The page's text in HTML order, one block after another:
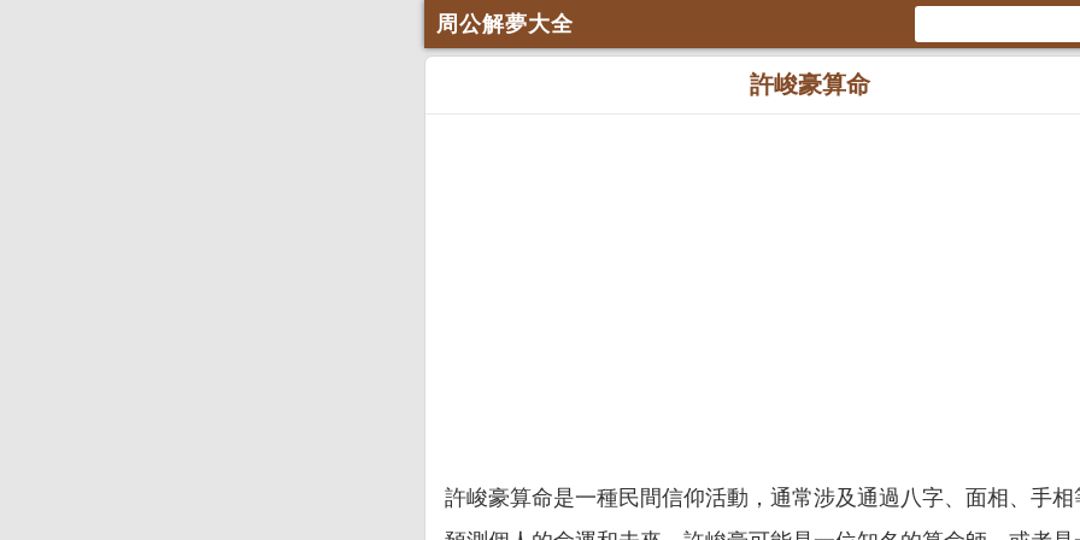
周公解夢大全
許峻豪算命
許峻豪算命是一種民間信仰活動，通常涉及通過八字、面相、手相